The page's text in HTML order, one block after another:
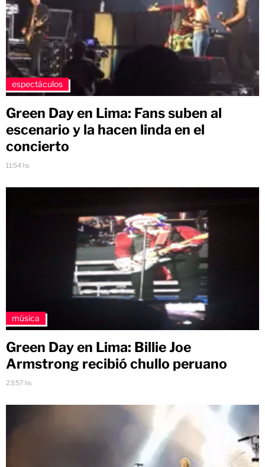
espectáculos
Green Day en Lima: Fans suben al
escenario y la hacen linda en el
concierto
11:54 hs
música
Green Day en Lima: Billie Joe
Armstrong recibió chullo peruano
23:57 hs